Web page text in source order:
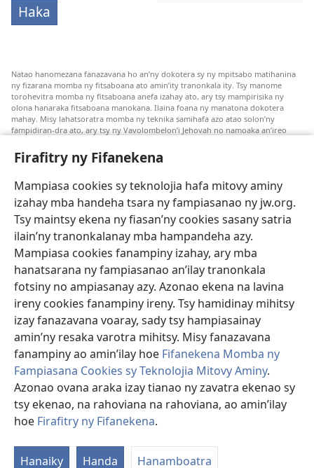
Firafitry ny Fifanekena
Mampiasa cookies sy teknolojia hafa mitovy aminy
izahay mba handeha tsara ny fampiasanao ny jw.org.
Tsy maintsy ekena ny fiasan’ny cookies sasany satria
ilain’ny tranonkalanay mba hampandeha azy.
Mampiasa cookies fanampiny izahay, ary mba
hanatsarana ny fampiasanao an’ilay tranonkala
fotsiny no ampiasanay azy. Azonao ekena na lavina
ireny cookies fanampiny ireny. Tsy hamidinay mihitsy
izay fanazavana voaray, sady tsy hampiasainay
amin’ny resaka varotra mihitsy. Misy fanazavana
fanampiny ao amin’ilay hoe Fifanekena Momba ny
Fampiasana Cookies sy Teknolojia Mitovy Aminy.
Azonao ovana araka izay tianao ny zavatra ekenao sy
tsy ekenao, na rahoviana na rahoviana, ao amin’ilay
hoe Firafitry ny Fifanekena.
Hanaiky Handa Hanamboatra
Haka
Natao hanomezana fanazavana ho an’ny dokotera sy ny mpitsabo matihanina
ny fizarana momba ny fitsaboana ato amin’ity tranonkala ity. Tsy manome
torohevitra momba ny fitsaboana anefa izahay ato, ary tsy mampirisika ny
olona hanaraka fitsaboana manokana. Ilaina foana ny manatona dokotera
mahay. Misy lahatsoratra momba ny teknika samihafa azo atao solon’ny
fampidiran-dra ato, ary tsy ny Vavolombelon’i Jehovah no namoaka an’ireo
fanazavana nivoaka farany. Andraikiny ny miara-midinika amin’ny marary hoe
inona avy ny fitsaboana azo atao. Adidiny koa ny manampy ny marary hanao
Mety tsy hety na tsy heken’ny marary sasany ny fomba fitsaboana sy teknika
voaresaka ato.
Ho an’ny marary: Miresaha foana amin’ny dokoteranao na mpitsabo
matihanina hafa, raha marary ianao ka mila torohevitra na te hahafantatra
momba ny fitsaboana iray. Manatòna dokotera raha mahatsiaro ho tsy
metimety ianao.
Ito fifanekena ito no mifehy an’izay mampiasa an’ity tranonkala ity.
Fisehony
Copyright© 2026 Watch Tower Bible and Tract Society of Pennsylvania.
FIFANEKENA| FIFANEKENA MOMBA NY TSIAMBARATELO